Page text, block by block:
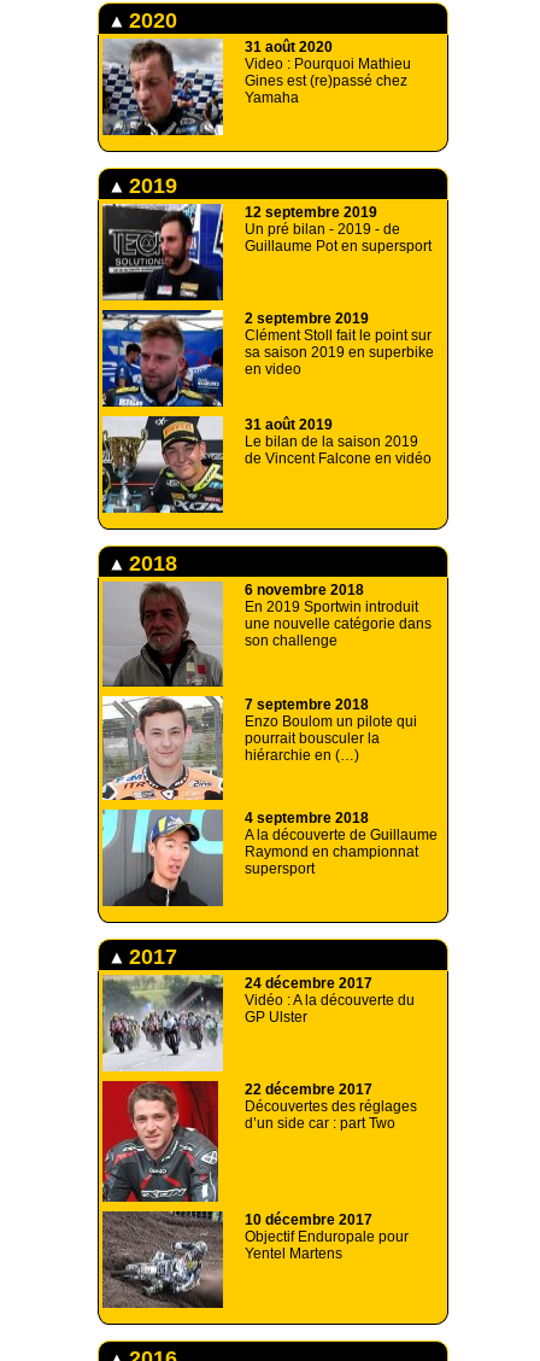
2020
31 août 2020
Video : Pourquoi Mathieu
Gines est (re)passé chez
Yamaha
2019
12 septembre 2019
Un pré bilan - 2019 - de
Guillaume Pot en supersport
2 septembre 2019
Clément Stoll fait le point sur
sa saison 2019 en superbike
en video
31 août 2019
Le bilan de la saison 2019
de Vincent Falcone en vidéo
2018
6 novembre 2018
En 2019 Sportwin introduit
une nouvelle catégorie dans
son challenge
7 septembre 2018
Enzo Boulom un pilote qui
pourrait bousculer la
hiérarchie en (…)
4 septembre 2018
A la découverte de Guillaume
Raymond en championnat
supersport
2017
24 décembre 2017
Vidéo : A la découverte du
GP Ulster
22 décembre 2017
Découvertes des réglages
d’un side car : part Two
10 décembre 2017
Objectif Enduropale pour
Yentel Martens